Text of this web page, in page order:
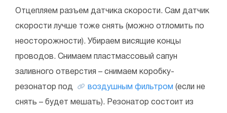
Отцепляем разъем датчика скорости. Сам датчик
скорости лучше тоже снять (можно отломить по
неосторожности). Убираем висящие концы
проводов. Снимаем пластмассовый сапун
заливного отверстия – снимаем коробку-
резонатор под воздушным фильтром (если не
снять – будет мешать). Резонатор состоит из